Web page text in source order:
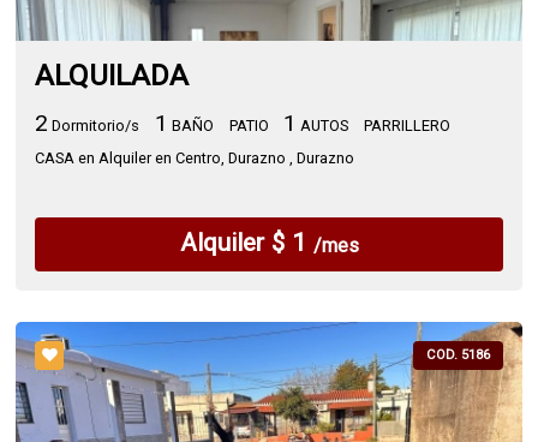
ALQUILADA
2 Dormitorio/s 1 BAÑO PATIO 1 AUTOS
PARRILLERO
CASA en Alquiler en Centro, Durazno , Durazno
Alquiler $ 1 /mes
COD. 5186